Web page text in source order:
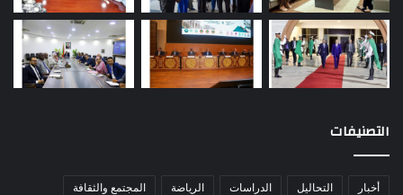
التصنيفات
أخبار التحاليل الدراسات الرياضة المجتمع والثقافة